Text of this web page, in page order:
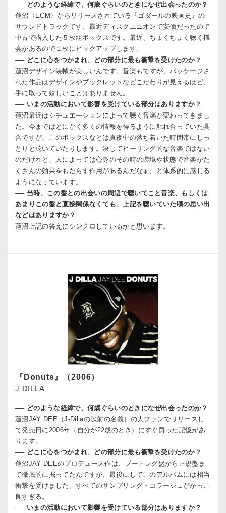
── どのような経緯で、何歳ぐらいのときになぜ出会ったのか？
蓮沼
〈ECM〉からリリースされている『ゴダールの映画史』の
サウンドトラックです。最近ディスクユニオンで安価だったので
中古で購入した５枚組ボックスです。最近、ちょくちょく聴く機
会があるので１枚にピックアップします。
── どこに心をつかまれ、どの部分に最も衝撃を受けたのか？
蓮沼デザイン装幀が美しいんです。音楽もですが、パッケージさ
れた作品はデザインやブックレットなどこだわりが見えるほど、
手に取って嬉しいことはありません。
── いまの活動において影響を受けている部分はありますか？
蓮沼最近はシチュエーションによって聴く音楽が変わってきまし
た。今まではとにかく多くの情報を得るように触れ合っていた具
合ですが、このボックスなどは真夜中の落ち着いた時間帯にしっ
とりと聴いていたりします。決してヒーリング的な音楽ではない
のだけれど、人によっては心身のその時の環境や状態で音楽がた
くさんの効果をもたらす作用があるんだなぁ、と体系的に感じる
ようになっています。
── 当時、この盤との出会いの周辺で聴いてこと音楽、もしくは
あまりこの盤と直接関係なくても、上記を聴いていた頃の思い出
などはありますか？
蓮沼上記の答えにシンクロしているかと思います。
『Donuts』（2006）
J DILLA
── どのような経緯で、何歳ぐらいのときになぜ出会ったのか？
蓮沼JAY DEE（J-Dillaの以前の名義）の大ファンでリリースし
て発売日に2006年（自分が22歳のとき）にすぐ買った記憶があ
ります。
── どこに心をつかまれ、どの部分に最も衝撃を受けたのか？
蓮沼JAY DEEのプロデュース作は、ブートレグ盤から正規盤ま
で徹底的に掘ってたんですが、最後にしてこのアルバムには相当
衝撃を受けました。すべてのサンプリング・コラージュがかっこ
良すぎる。
── いまの活動において影響を受けている部分はありますか？